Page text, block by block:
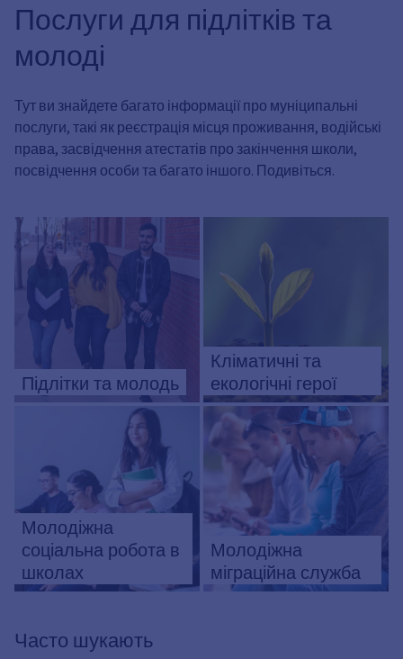
Послуги для підлітків та
молоді
Тут ви знайдете багато інформації про муніципальні
послуги, такі як реєстрація місця проживання, водійські
права, засвідчення атестатів про закінчення школи,
посвідчення особи та багато іншого. Подивіться.
Підлітки та молодь
Кліматичні та
екологічні герої
Молодіжна
соціальна робота в
школах
Молодіжна
міграційна служба
Часто шукають